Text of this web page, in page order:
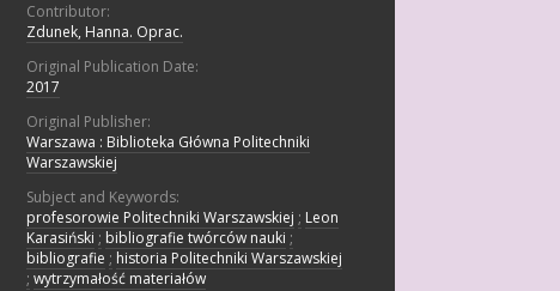
Contributor:
Zdunek, Hanna. Oprac.
Original Publication Date:
2017
Original Publisher:
Warszawa : Biblioteka Główna Politechniki
Warszawskiej
Subject and Keywords:
profesorowie Politechniki Warszawskiej ; Leon
Karasiński ; bibliografie twórców nauki ;
bibliografie ; historia Politechniki Warszawskiej
; wytrzymałość materiałów